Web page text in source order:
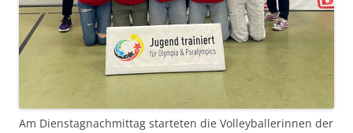
Am Dienstagnachmittag starteten die Volleyballerinnen der